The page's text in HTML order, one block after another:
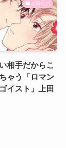
上田にく
相手だからこ
ゃう「ロマン
イスト」上田